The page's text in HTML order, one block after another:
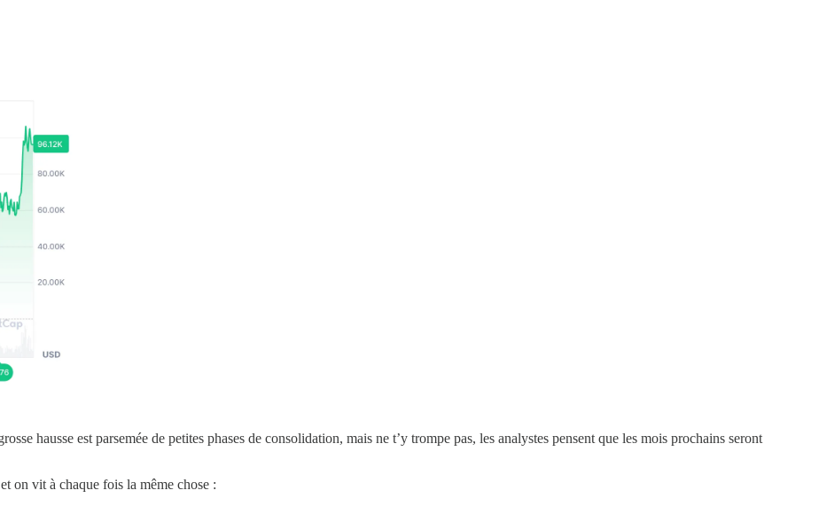
hausse est parsemée de petites phases de consolidation, mais ne t’y trompe pas, les analystes pensent que les mois prochains seront
on vit à chaque fois la même chose :